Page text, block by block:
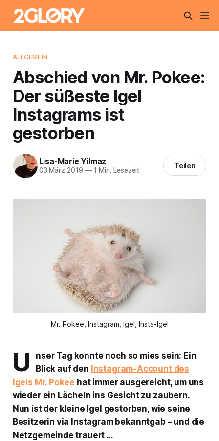
ALLGEMEIN
Abschied von Mr. Pokee:
Der süßeste Igel
Instagrams ist
gestorben
Lisa-Marie Yilmaz
03 März 2019 —1 Min. Lesezeit Teilen
Mr. Pokee, Instagram, Igel, Insta-Igel
U
nser Tag konnte noch so mies sein: Ein
Blick auf den Instagram-Account des
Igels Mr. Pokee hat immer ausgereicht, um uns
wieder ein Lächeln ins Gesicht zu zaubern.
Nun ist der kleine Igel gestorben, wie seine
Besitzerin via Instagram bekanntgab – und die
Netzgemeinde trauert …